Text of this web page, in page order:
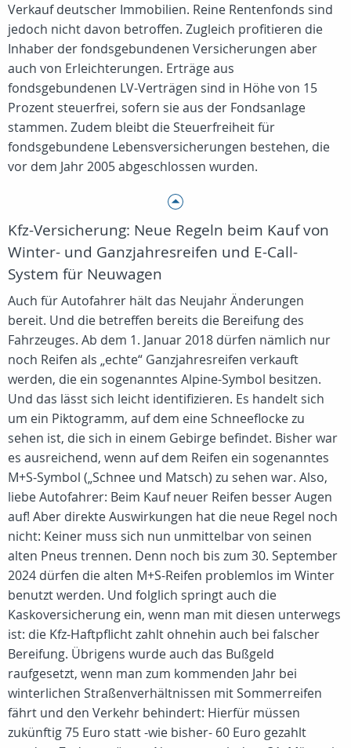
Verkauf deutscher Immobilien. Reine Rentenfonds sind
jedoch nicht davon betroffen. Zugleich profitieren die
Inhaber der fondsgebundenen Versicherungen aber
auch von Erleichterungen. Erträge aus
fondsgebundenen LV-Verträgen sind in Höhe von 15
Prozent steuerfrei, sofern sie aus der Fondsanlage
stammen. Zudem bleibt die Steuerfreiheit für
fondsgebundene Lebensversicherungen bestehen, die
vor dem Jahr 2005 abgeschlossen wurden.
Kfz-Versicherung: Neue Regeln beim Kauf von
Winter- und Ganzjahresreifen und E-Call-
System für Neuwagen
Auch für Autofahrer hält das Neujahr Änderungen
bereit. Und die betreffen bereits die Bereifung des
Fahrzeuges. Ab dem 1. Januar 2018 dürfen nämlich nur
noch Reifen als „echte“ Ganzjahresreifen verkauft
werden, die ein sogenanntes Alpine-Symbol besitzen.
Und das lässt sich leicht identifizieren. Es handelt sich
um ein Piktogramm, auf dem eine Schneeflocke zu
sehen ist, die sich in einem Gebirge befindet. Bisher war
es ausreichend, wenn auf dem Reifen ein sogenanntes
M+S-Symbol („Schnee und Matsch) zu sehen war. Also,
liebe Autofahrer: Beim Kauf neuer Reifen besser Augen
auf! Aber direkte Auswirkungen hat die neue Regel noch
nicht: Keiner muss sich nun unmittelbar von seinen
alten Pneus trennen. Denn noch bis zum 30. September
2024 dürfen die alten M+S-Reifen problemlos im Winter
benutzt werden. Und folglich springt auch die
Kaskoversicherung ein, wenn man mit diesen unterwegs
ist: die Kfz-Haftpflicht zahlt ohnehin auch bei falscher
Bereifung. Übrigens wurde auch das Bußgeld
raufgesetzt, wenn man zum kommenden Jahr bei
winterlichen Straßenverhältnissen mit Sommerreifen
fährt und den Verkehr behindert: Hierfür müssen
zukünftig 75 Euro statt -wie bisher- 60 Euro gezahlt